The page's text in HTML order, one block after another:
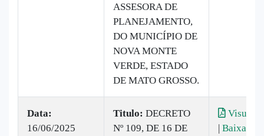
ASSESORA DE
PLANEJAMENTO,
DO MUNICÍPIO DE
NOVA MONTE
VERDE, ESTADO
DE MATO GROSSO.
Data:
16/06/2025
Titulo: DECRETO
Nº 109, DE 16 DE
| Baixar